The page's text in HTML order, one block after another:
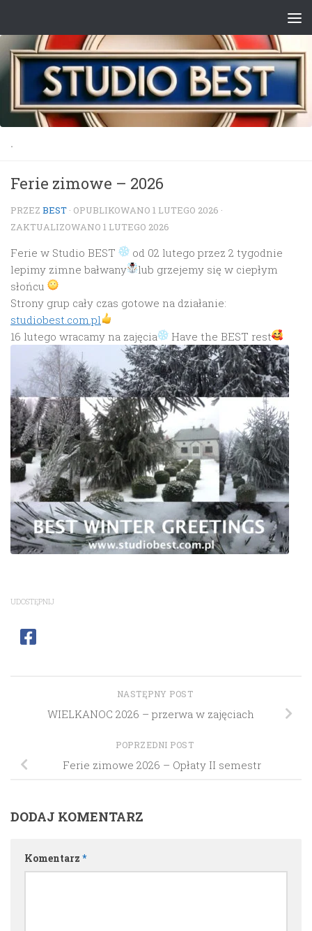
.
Ferie zimowe – 2026
PRZEZ BEST · OPUBLIKOWANO 1 LUTEGO 2026 ·
ZAKTUALIZOWANO 1 LUTEGO 2026
Ferie w Studio BEST
od 02 lutego przez 2 tygodnie
lepimy zimne bałwany
lub grzejemy się w ciepłym
słońcu
Strony grup cały czas gotowe na działanie:
studiobest.com.pl
16 lutego wracamy na zajęcia
Have the BEST rest
UDOSTĘPNIJ
NASTĘPNY POST
WIELKANOC 2026 – przerwa w zajęciach
POPRZEDNI POST
Ferie zimowe 2026 – Opłaty II semestr
DODAJ KOMENTARZ
Komentarz *